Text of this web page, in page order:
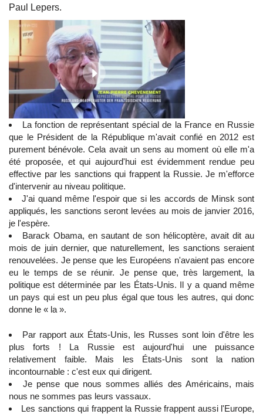
Paul Lepers.
La fonction de représentant spécial de la France en Russie
que le Président de la République m'avait confié en 2012 est
purement bénévole. Cela avait un sens au moment où elle m'a
été proposée, et qui aujourd'hui est évidemment rendue peu
effective par les sanctions qui frappent la Russie. Je m'efforce
d'intervenir au niveau politique.
J'ai quand même l'espoir que si les accords de Minsk sont
appliqués, les sanctions seront levées au mois de janvier 2016,
je l'espère.
Barack Obama, en sautant de son hélicoptère, avait dit au
mois de juin dernier, que naturellement, les sanctions seraient
renouvelées. Je pense que les Européens n'avaient pas encore
eu le temps de se réunir. Je pense que, très largement, la
politique est déterminée par les États-Unis. Il y a quand même
un pays qui est un peu plus égal que tous les autres, qui donc
donne le « la ».
Par rapport aux États-Unis, les Russes sont loin d'être les
plus forts ! La Russie est aujourd'hui une puissance
relativement faible. Mais les États-Unis sont la nation
incontournable : c'est eux qui dirigent.
Je pense que nous sommes alliés des Américains, mais
nous ne sommes pas leurs vassaux.
Les sanctions qui frappent la Russie frappent aussi l'Europe,